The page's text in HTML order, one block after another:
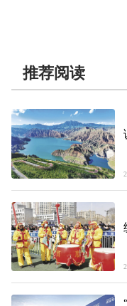
推荐阅读